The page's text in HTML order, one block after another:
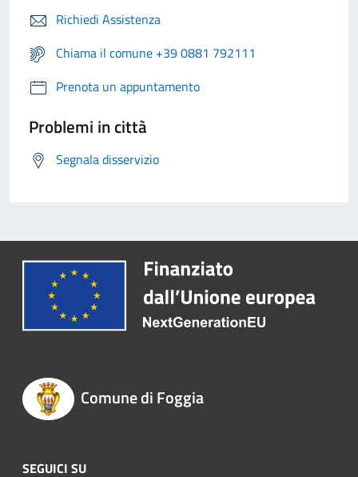
Richiedi Assistenza
Chiama il comune +39 0881 792111
Prenota un appuntamento
Problemi in città
Segnala disservizio
Comune di Foggia
SEGUICI SU